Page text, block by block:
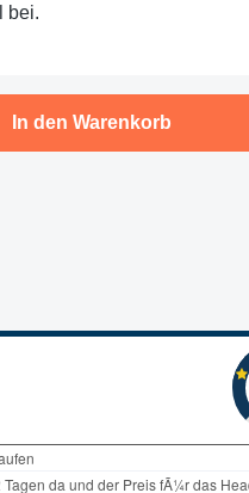
bei.
Wert ein
In den Warenkorb